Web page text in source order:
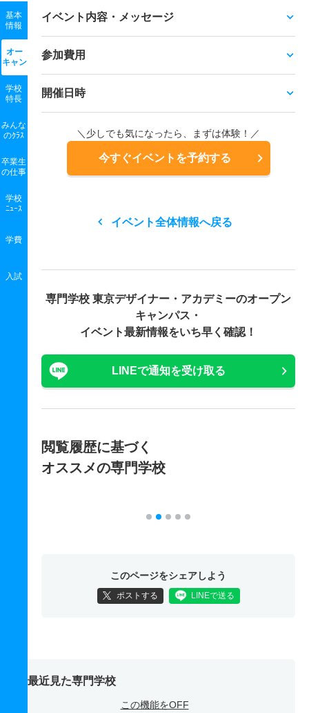
基本
情報
オー
キャン
学校
特長
みんな
のｸﾗｽ
卒業生
の仕事
学校
ﾆｭｰｽ
学費
入試
イベント内容・メッセージ
参加費用
開催日時
＼少しでも気になったら、まずは体験！／
今すぐイベントを予約する
イベント全体情報へ戻る
専門学校 東京デザイナー・アカデミーのオープン
キャンパス・
イベント最新情報をいち早く確認！
LINEで通知を受け取る
閲覧履歴に基づく
オススメの専門学校
このページをシェアしよう
ポストする LINEで送る
最近見た専門学校
この機能をOFF